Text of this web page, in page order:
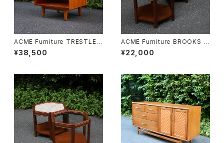
ACME Furniture TRESTLES
NIGHT STAND
¥38,500
ACME Furniture BROOKS H
EXAGON TABLE “Lino”
¥22,000